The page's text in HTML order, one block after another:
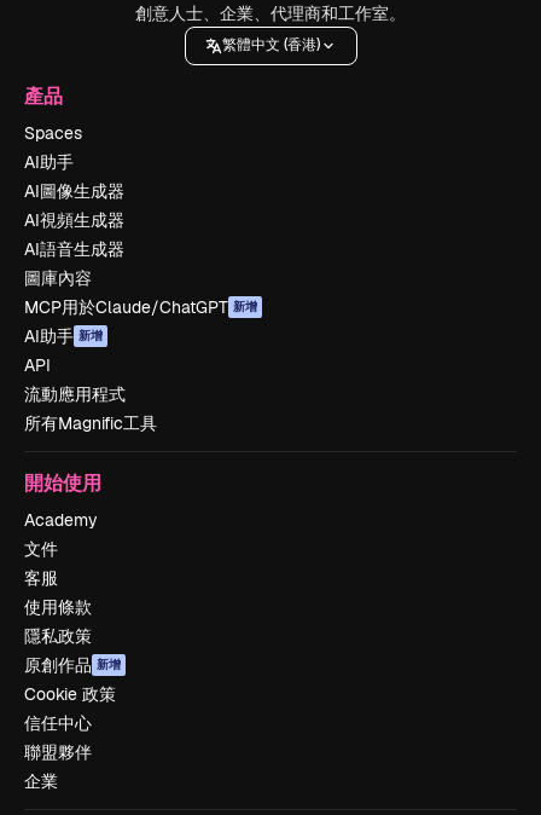
創意人士、企業、代理商和工作室。
繁體中文 (香港)
產品
Spaces
AI助手
AI圖像生成器
AI視頻生成器
AI語音生成器
圖庫內容
MCP用於Claude/ChatGPT 新增
AI助手 新增
API
流動應用程式
所有Magnific工具
開始使用
Academy
文件
客服
使用條款
隱私政策
原創作品 新增
Cookie 政策
信任中心
聯盟夥伴
企業